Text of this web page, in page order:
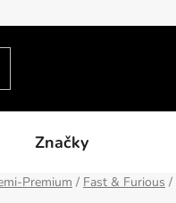
Značky
Premium / Fast & Furious /